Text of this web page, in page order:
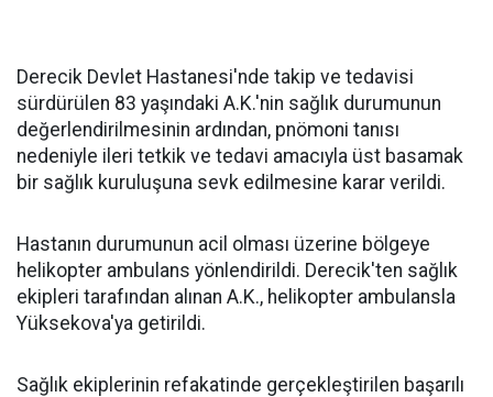
Derecik Devlet Hastanesi'nde takip ve tedavisi
sürdürülen 83 yaşındaki A.K.'nin sağlık durumunun
değerlendirilmesinin ardından, pnömoni tanısı
nedeniyle ileri tetkik ve tedavi amacıyla üst basamak
bir sağlık kuruluşuna sevk edilmesine karar verildi.
Hastanın durumunun acil olması üzerine bölgeye
helikopter ambulans yönlendirildi. Derecik'ten sağlık
ekipleri tarafından alınan A.K., helikopter ambulansla
Yüksekova'ya getirildi.
Sağlık ekiplerinin refakatinde gerçekleştirilen başarılı